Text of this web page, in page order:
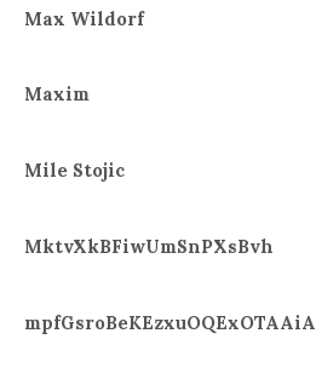
Max Wildorf
Maxim
Mile Stojic
MktvXkBFiwUmSnPXsBvh
mpfGsroBeKEzxuOQExOTAAiA